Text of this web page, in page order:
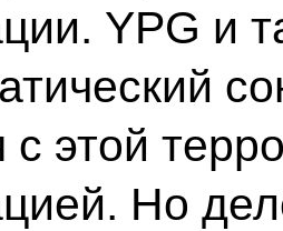
YPG и
с этой
Но